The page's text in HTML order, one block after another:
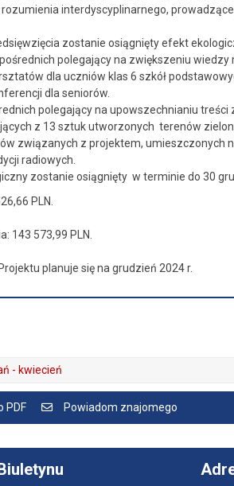
interdyscyplinarnego,
zostanie osiągnięty efekt
polegający na zwiększeniu
dla uczniów klas 6 szkół
dla seniorów.
polegający na upowszechnianiu
z 13 sztuk utworzonych terenów
związanych z projektem, umieszczonych
radiowych.
zostanie osiągnięty w terminie do 30
PLN.
143 573,99 PLN.
planuje się na grudzień 2024 r.
- kwiecień
PDF Powiadom znajomego